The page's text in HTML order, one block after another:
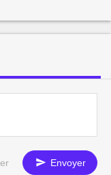
Envoyer